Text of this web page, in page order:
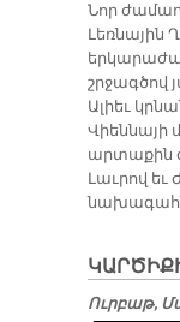
Նոր
շրջագծով
Ալիեւ
Վիեննայի
արտաքին
Լաւրով եւ
Ուրբաթ,